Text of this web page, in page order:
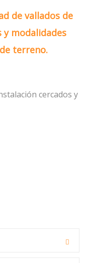
de vallados de
modalidades
terreno.